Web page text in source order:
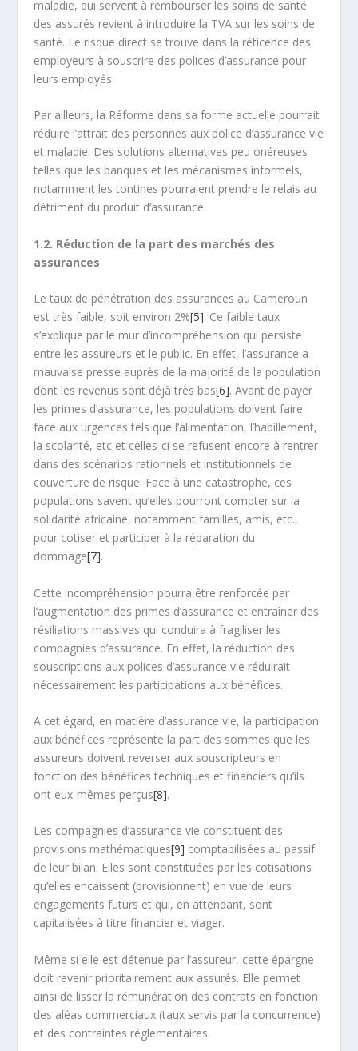
maladie, qui servent à rembourser les soins de santé
des assurés revient à introduire la TVA sur les soins de
santé. Le risque direct se trouve dans la réticence des
employeurs à souscrire des polices d’assurance pour
leurs employés.
Par ailleurs, la Réforme dans sa forme actuelle pourrait
réduire l’attrait des personnes aux police d’assurance vie
et maladie. Des solutions alternatives peu onéreuses
telles que les banques et les mécanismes informels,
notamment les tontines pourraient prendre le relais au
détriment du produit d’assurance.
1.2. Réduction de la part des marchés des
assurances
Le taux de pénétration des assurances au Cameroun
est très faible, soit environ 2%[5]. Ce faible taux
s’explique par le mur d’incompréhension qui persiste
entre les assureurs et le public. En effet, l’assurance a
mauvaise presse auprès de la majorité de la population
dont les revenus sont déjà très bas[6]. Avant de payer
les primes d’assurance, les populations doivent faire
face aux urgences tels que l’alimentation, l’habillement,
la scolarité, etc et celles-ci se refusent encore à rentrer
dans des scénarios rationnels et institutionnels de
couverture de risque. Face à une catastrophe, ces
populations savent qu’elles pourront compter sur la
solidarité africaine, notamment familles, amis, etc.,
pour cotiser et participer à la réparation du
dommage[7].
Cette incompréhension pourra être renforcée par
l’augmentation des primes d’assurance et entraîner des
résiliations massives qui conduira à fragiliser les
compagnies d’assurance. En effet, la réduction des
souscriptions aux polices d’assurance vie réduirait
nécessairement les participations aux bénéfices.
A cet égard, en matière d’assurance vie, la participation
aux bénéfices représente la part des sommes que les
assureurs doivent reverser aux souscripteurs en
fonction des bénéfices techniques et financiers qu’ils
ont eux-mêmes perçus[8].
Les compagnies d’assurance vie constituent des
provisions mathématiques[9] comptabilisées au passif
de leur bilan. Elles sont constituées par les cotisations
qu’elles encaissent (provisionnent) en vue de leurs
engagements futurs et qui, en attendant, sont
capitalisées à titre financier et viager.
Même si elle est détenue par l’assureur, cette épargne
doit revenir prioritairement aux assurés. Elle permet
ainsi de lisser la rémunération des contrats en fonction
des aléas commerciaux (taux servis par la concurrence)
et des contraintes réglementaires.